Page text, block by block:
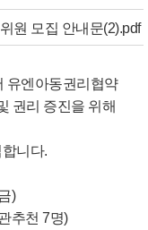
원 모집 안내문(2).pdf
유엔아동권리협약
권리 증진을 위해
니다.
)
추천 7명)